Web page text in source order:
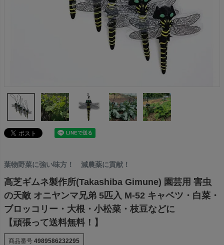
葉物野菜に強い味方！ 減農薬に貢献！
高芝ギムネ製作所(Takashiba Gimune) 園芸用 害虫
の天敵 オニヤンマ兄弟 5匹入 M-52 キャベツ・白菜・
ブロッコリー・大根・小松菜・枝豆などに
【頑張って送料無料！】
商品番号 4989586232295